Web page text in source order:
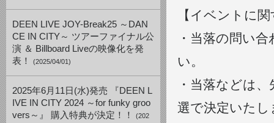
DEEN LIVE JOY-Break25 ～DAN
CE IN CITY～ ツアーファイナル公
演 ＆ Billboard Liveの映像化を発
表！
(2025/04/01)
2025年6月11日(水)発売 『DEEN L
IVE IN CITY 2024 ～for funky groo
vers～』 購入特典が決定！！
(202
【イベントに
・当落の問い
い。
・当落などは
選で決定いたし